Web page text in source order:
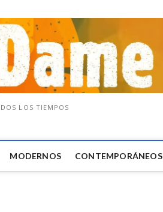
LOS TIEMPOS
MODERNOS CONTEMPORÁNEOS